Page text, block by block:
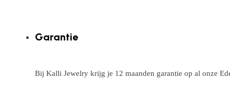
Garantie
Bij Kalli Jewelry krijg je 12 maanden garantie op al onze